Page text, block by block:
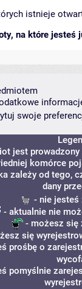
istnieje
na które jesteś
swoje
jest prowadzony
komórce
zależy od tego,
dany
- nie jesteś
- aktualnie nie
- możesz się
się
prośbę o
pomyślnie